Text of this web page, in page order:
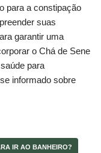
para a constipação
suas
garantir uma
o Chá de Sene
para
informado sobre
IR AO BANHEIRO?